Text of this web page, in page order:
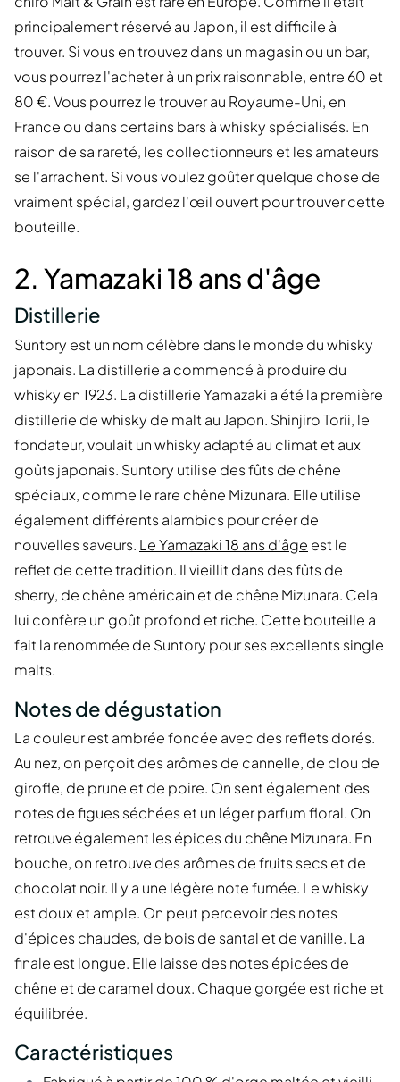
principalement réservé au Japon, il est difficile à
trouver. Si vous en trouvez dans un magasin ou un bar,
vous pourrez l'acheter à un prix raisonnable, entre 60 et
80 €. Vous pourrez le trouver au Royaume-Uni, en
France ou dans certains bars à whisky spécialisés. En
raison de sa rareté, les collectionneurs et les amateurs
se l'arrachent. Si vous voulez goûter quelque chose de
vraiment spécial, gardez l'œil ouvert pour trouver cette
bouteille.
2. Yamazaki 18 ans d'âge
Distillerie
Suntory est un nom célèbre dans le monde du whisky
japonais. La distillerie a commencé à produire du
whisky en 1923. La distillerie Yamazaki a été la première
distillerie de whisky de malt au Japon. Shinjiro Torii, le
fondateur, voulait un whisky adapté au climat et aux
goûts japonais. Suntory utilise des fûts de chêne
spéciaux, comme le rare chêne Mizunara. Elle utilise
également différents alambics pour créer de
nouvelles saveurs. Le Yamazaki 18 ans d'âge est le
reflet de cette tradition. Il vieillit dans des fûts de
sherry, de chêne américain et de chêne Mizunara. Cela
lui confère un goût profond et riche. Cette bouteille a
fait la renommée de Suntory pour ses excellents single
malts.
Notes de dégustation
La couleur est ambrée foncée avec des reflets dorés.
Au nez, on perçoit des arômes de cannelle, de clou de
girofle, de prune et de poire. On sent également des
notes de figues séchées et un léger parfum floral. On
retrouve également les épices du chêne Mizunara. En
bouche, on retrouve des arômes de fruits secs et de
chocolat noir. Il y a une légère note fumée. Le whisky
est doux et ample. On peut percevoir des notes
d'épices chaudes, de bois de santal et de vanille. La
finale est longue. Elle laisse des notes épicées de
chêne et de caramel doux. Chaque gorgée est riche et
équilibrée.
Caractéristiques